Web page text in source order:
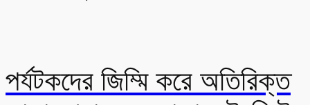
পর্যটকদের জিম্মি করে অতিরিক্ত